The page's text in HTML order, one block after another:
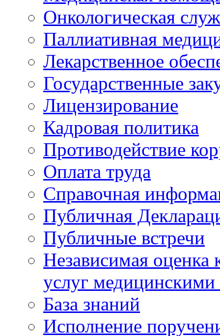
Онкологическая
Паллиативная
Лекарственное
Государственные
Лицензирование
Кадровая политика
Противодействие
Оплата труда
Справочная
Публичная
Публичные встречи
Независимая оценка
услуг
База знаний
Исполнение